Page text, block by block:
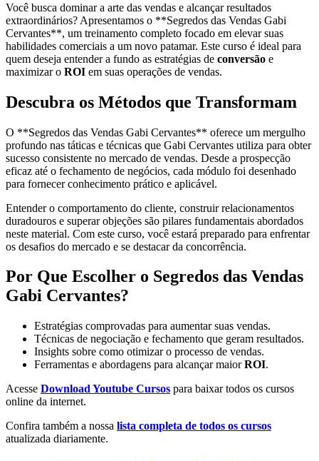
Você busca dominar a arte das vendas e alcançar resultados
extraordinários? Apresentamos o **Segredos das Vendas Gabi
Cervantes**, um treinamento completo focado em elevar suas
habilidades comerciais a um novo patamar. Este curso é ideal para
quem deseja entender a fundo as estratégias de conversão e
maximizar o ROI em suas operações de vendas.
Descubra os Métodos que Transformam
O **Segredos das Vendas Gabi Cervantes** oferece um mergulho
profundo nas táticas e técnicas que Gabi Cervantes utiliza para obter
sucesso consistente no mercado de vendas. Desde a prospecção
eficaz até o fechamento de negócios, cada módulo foi desenhado
para fornecer conhecimento prático e aplicável.
Entender o comportamento do cliente, construir relacionamentos
duradouros e superar objeções são pilares fundamentais abordados
neste material. Com este curso, você estará preparado para enfrentar
os desafios do mercado e se destacar da concorrência.
Por Que Escolher o Segredos das Vendas
Gabi Cervantes?
Estratégias comprovadas para aumentar suas vendas.
Técnicas de negociação e fechamento que geram resultados.
Insights sobre como otimizar o processo de vendas.
Ferramentas e abordagens para alcançar maiorROI.
Acesse Download Youtube Cursos para baixar todos os cursos
online da internet.
Confira também a nossa lista completa de todos os cursos
atualizada diariamente.